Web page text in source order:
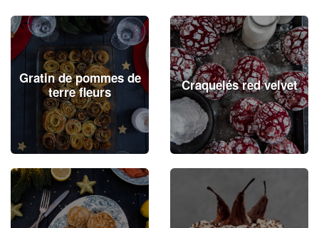
Gratin de pommes de
terre fleurs
Craquelés red velvet